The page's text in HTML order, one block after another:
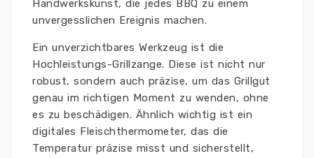
Handwerkskunst, die jedes BBQ zu einem
unvergesslichen Ereignis machen.
Ein unverzichtbares Werkzeug ist die
Hochleistungs-Grillzange. Diese ist nicht nur
robust, sondern auch präzise, um das Grillgut
genau im richtigen Moment zu wenden, ohne
es zu beschädigen. Ähnlich wichtig ist ein
digitales Fleischthermometer, das die
Temperatur präzise misst und sicherstellt,